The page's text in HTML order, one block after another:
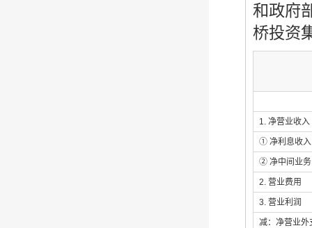
和政府
桥投资
1. 净营业收入
① 净利息收入
② 净中间业务
2. 营业费用
3. 营业利润
减：净营业外